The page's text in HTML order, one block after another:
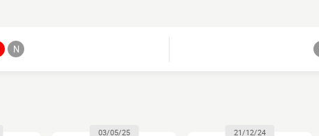
N
03/05/25 21/12/24